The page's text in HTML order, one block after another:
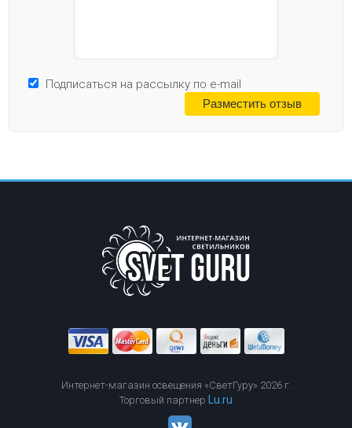
Подписаться на рассылку по e-mail
Интернет-магазин освещения «СветГуру» 2026 г.
Торговый партнер
Lu.ru